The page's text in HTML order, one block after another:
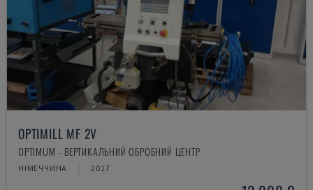
OPTIMILL MF 2V
OPTIMUM - ВЕРТИКАЛЬНИЙ ОБРОБНИЙ ЦЕНТР
НІМЕЧЧИНА 2017